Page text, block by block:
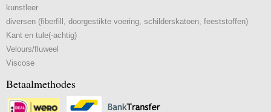
kunstleer
diversen (fiberfill, doorgestikte voering, schilderskatoen, feeststoffen)
Kant en tule(-achtig)
Velours/fluweel
Viscose
Betaalmethodes